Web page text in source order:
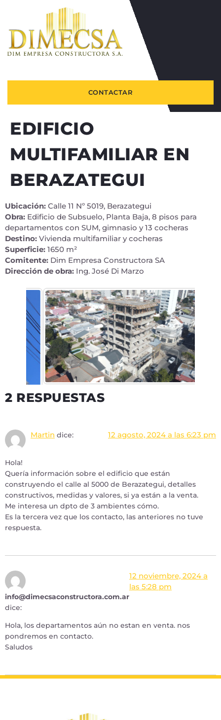
CONTACTAR
EDIFICIO
MULTIFAMILIAR EN
BERAZATEGUI
Ubicación: Calle 11 Nº 5019, Berazategui
Obra: Edificio de Subsuelo, Planta Baja, 8 pisos para
departamentos con SUM, gimnasio y 13 cocheras
Destino: Vivienda multifamiliar y cocheras
Superficie: 1650 m²
Comitente: Dim Empresa Constructora SA
Dirección de obra: Ing. José Di Marzo
2 RESPUESTAS
Martin dice: 12 agosto, 2024 a las 6:23 pm
Hola!
Quería información sobre el edificio que están
construyendo el calle al 5000 de Berazategui, detalles
constructivos, medidas y valores, si ya están a la venta.
Me interesa un dpto de 3 ambientes cómo.
Es la tercera vez que los contacto, las anteriores no tuve
respuesta.
info@dimecsaconstructora.com.ar
dice:
12 noviembre, 2024 a
las 5:28 pm
Hola, los departamentos aún no estan en venta. nos
pondremos en contacto.
Saludos